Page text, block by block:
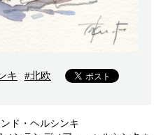
キ #北欧
ド・ヘルシンキ